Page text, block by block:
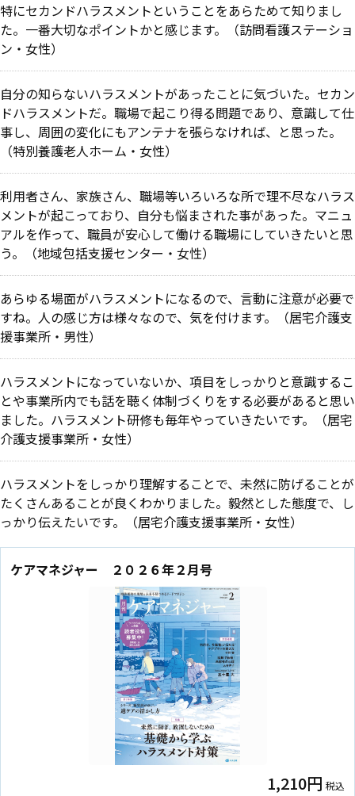
特にセカンドハラスメントということをあらためて知りまし
た。一番大切なポイントかと感じます。（訪問看護ステーショ
ン・女性）
自分の知らないハラスメントがあったことに気づいた。セカン
ドハラスメントだ。職場で起こり得る問題であり、意識して仕
事し、周囲の変化にもアンテナを張らなければ、と思った。
（特別養護老人ホーム・女性）
利用者さん、家族さん、職場等いろいろな所で理不尽なハラス
メントが起こっており、自分も悩まされた事があった。マニュ
アルを作って、職員が安心して働ける職場にしていきたいと思
う。（地域包括支援センター・女性）
あらゆる場面がハラスメントになるので、言動に注意が必要で
すね。人の感じ方は様々なので、気を付けます。（居宅介護支
援事業所・男性）
ハラスメントになっていないか、項目をしっかりと意識するこ
とや事業所内でも話を聴く体制づくりをする必要があると思い
ました。ハラスメント研修も毎年やっていきたいです。（居宅
介護支援事業所・女性）
ハラスメントをしっかり理解することで、未然に防げることが
たくさんあることが良くわかりました。毅然とした態度で、し
っかり伝えたいです。（居宅介護支援事業所・女性）
ケアマネジャー ２０２６年２月号
1,210円 税込